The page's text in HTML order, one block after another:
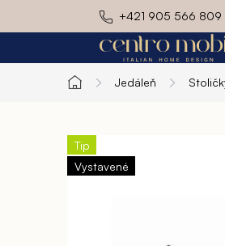
+421 905 566 809
Domov
Jedáleň
Tip
Vystavené